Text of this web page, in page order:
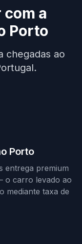
a
Porto
chegadas ao
Porto
entrega premium
o carro levado ao
mediante taxa de